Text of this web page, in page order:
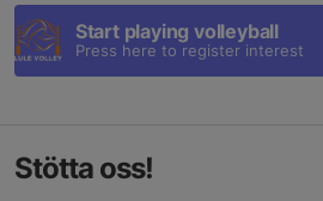
Start playing volleyball
Press here to register interest
Stötta oss!